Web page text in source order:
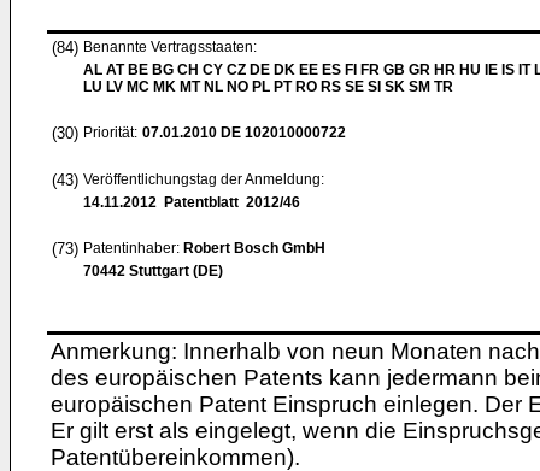
(84) Benannte Vertragsstaaten:
AL AT BE BG CH CY CZ DE DK EE ES FI FR GB GR HR HU IE IS IT
LU LV MC MK MT NL NO PL PT RO RS SE SI SK SM TR
(30) Priorität: 07.01.2010 DE 102010000722
(43) Veröffentlichungstag der Anmeldung:
14.11.2012 Patentblatt 2012/46
(73) Patentinhaber: Robert Bosch GmbH
70442 Stuttgart (DE)
Anmerkung: Innerhalb von neun Monaten
des europäischen Patents kann jedermann
europäischen Patent Einspruch einlegen. Der
Er gilt erst als eingelegt, wenn die
Patentübereinkommen).